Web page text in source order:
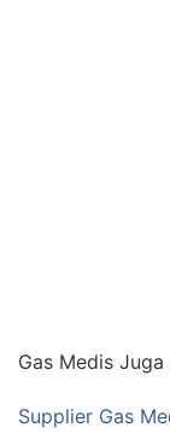
Gas Medis
Supplier Gas